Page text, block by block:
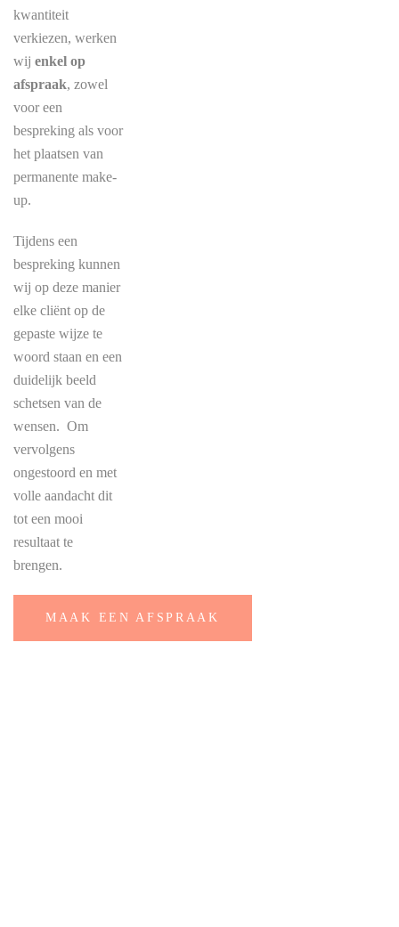
kwantiteit
verkiezen, werken
wij enkel op
afspraak, zowel
voor een
bespreking als voor
het plaatsen van
permanente make-
up.
Tijdens een
bespreking kunnen
wij op deze manier
elke cliënt op de
gepaste wijze te
woord staan ​​en een
duidelijk beeld
schetsen van de
wensen. Om
vervolgens
ongestoord en met
volle aandacht dit
tot een mooi
resultaat te
brengen.
MAAK EEN AFSPRAAK